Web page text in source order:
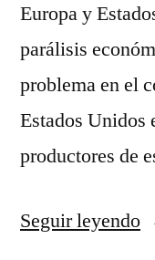
Europa y
parálisis
problema en el
Estados Unidos
productores de
Seguir leyendo